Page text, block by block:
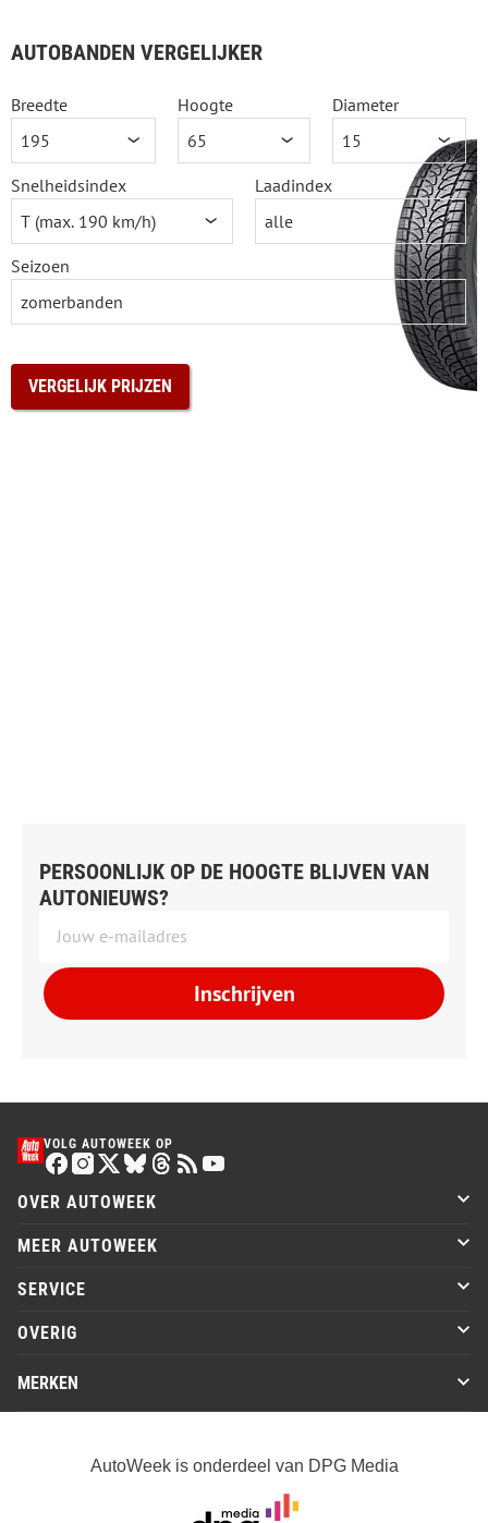
AUTOBANDEN VERGELIJKER
Breedte Hoogte Diameter
Snelheidsindex Laadindex
Seizoen
PERSOONLIJK OP DE HOOGTE BLIJVEN VAN
AUTONIEUWS?
Inschrijven
VOLG AUTOWEEK OP
OVER AUTOWEEK
MEER AUTOWEEK
SERVICE
OVERIG
MERKEN
AutoWeek is onderdeel van DPG Media